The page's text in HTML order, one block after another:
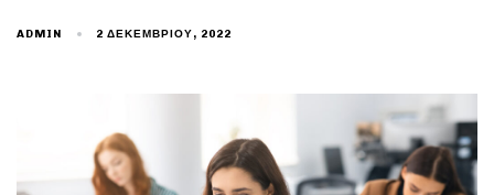
ADMIN 2 ΔΕΚΕΜΒΡΊΟΥ, 2022